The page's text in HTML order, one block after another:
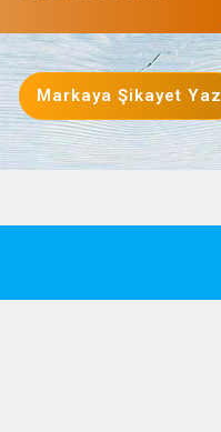
Markaya Şikayet Yaz